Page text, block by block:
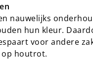
nauwelijks
hun kleur.
voor andere
houtrot.